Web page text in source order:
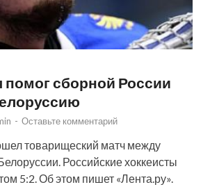
помог сборной России
- Оставьте комментарий
товарищеский матч между
Российские хоккеисты
5:2. Об этом пишет «Лента.ру».